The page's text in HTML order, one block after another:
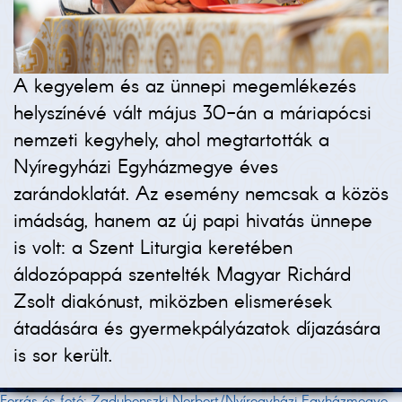
A kegyelem és az ünnepi megemlékezés
helyszínévé vált május 30-án a máriapócsi
nemzeti kegyhely, ahol megtartották a
Nyíregyházi Egyházmegye éves
zarándoklatát. Az esemény nemcsak a közös
imádság, hanem az új papi hivatás ünnepe
is volt: a Szent Liturgia keretében
áldozópappá szentelték Magyar Richárd
Zsolt diakónust, miközben elismerések
átadására és gyermekpályázatok díjazására
is sor került.